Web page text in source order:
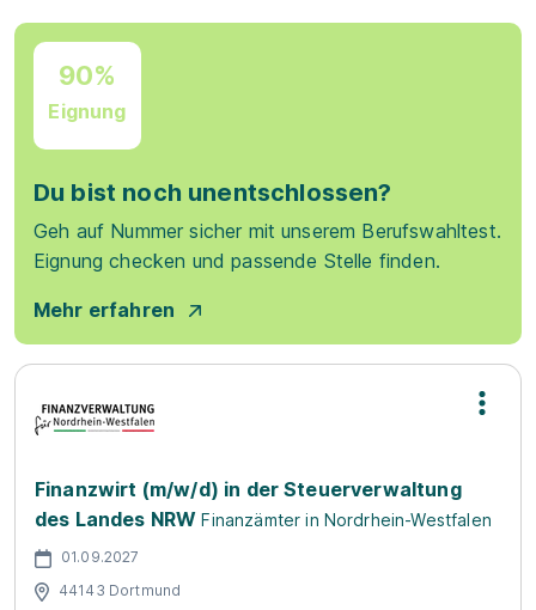
90%
Eignung
Du bist noch unentschlossen?
Geh auf Nummer sicher mit unserem Berufswahltest.
Eignung checken und passende Stelle finden.
Mehr erfahren
Finanzwirt (m/w/d) in der Steuerverwaltung
des Landes NRW Finanzämter in Nordrhein-Westfalen
01.09.2027
44143 Dortmund